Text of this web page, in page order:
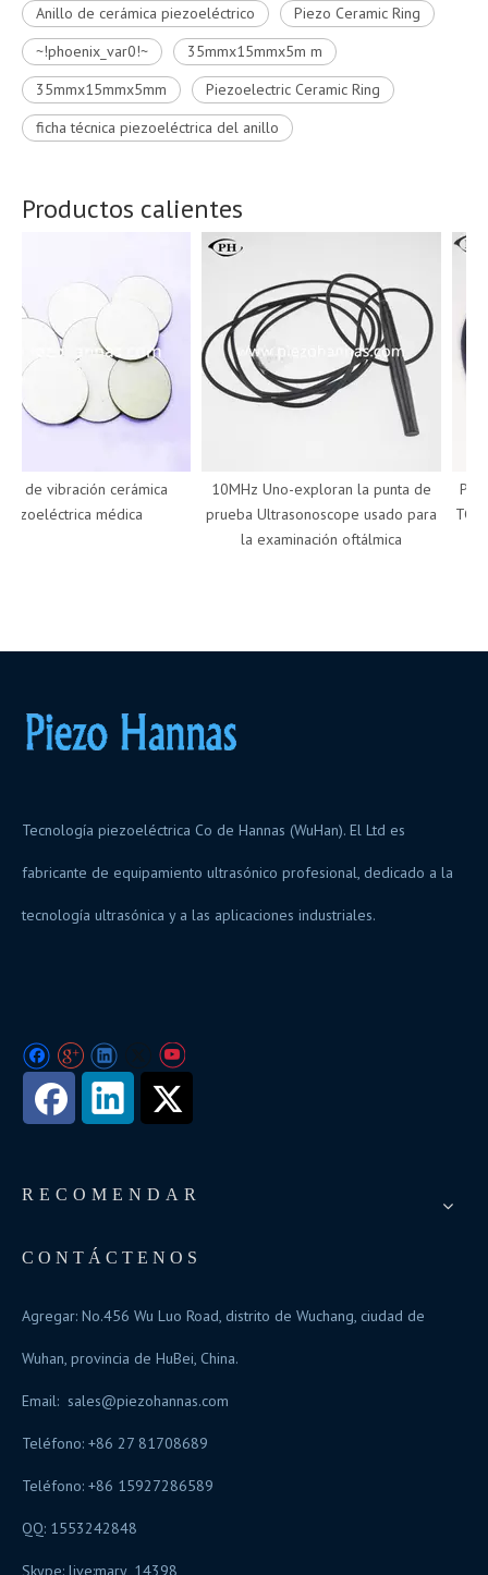
Anillo de cerámica piezoeléctrico
Piezo Ceramic Ring
~!phoenix_var0!~
35mmx15mmx5m m
35mmx15mmx5mm
Piezoelectric Ceramic Ring
ficha técnica piezoeléctrica del anillo
Productos calientes
de vibración cerámica
médica
10MHz Uno-exploran la punta de
prueba Ultrasonoscope usado para
la examinación oftálmica
TCD
Tecnología piezoeléctrica Co de Hannas (WuHan). El Ltd es
fabricante de equipamiento ultrasónico profesional, dedicado a la
tecnología ultrasónica y a las aplicaciones industriales.
RECOMENDAR
CONTÁCTENOS
Agregar: No.456 Wu Luo Road, distrito de Wuchang, ciudad de
Wuhan, provincia de HuBei, China.
Email: sales@piezohannas.com
Teléfono: +86 27 81708689
Teléfono: +86 15927286589
QQ: 1553242848
Skype: live:mary_14398